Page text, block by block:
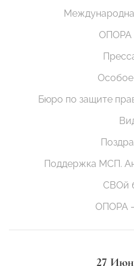
ОПОРА
Бюро по защите
Поддержка МСП.
СВОй
ОПОРА
27